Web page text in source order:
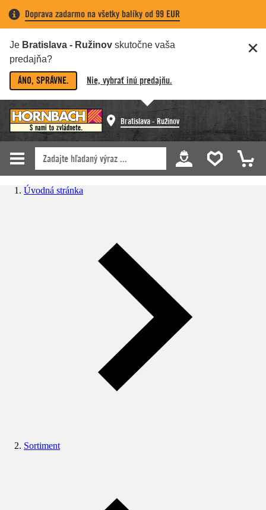
Doprava zadarmo na všetky balíky od 99 EUR
Je Bratislava - Ružinov skutočne vaša
predajňa?
ÁNO, SPRÁVNE. Nie, vybrať inú predajňu.
Bratislava - Ružinov
Úvodná stránka
Sortiment